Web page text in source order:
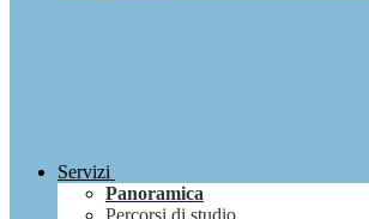
Servizi
Panoramica